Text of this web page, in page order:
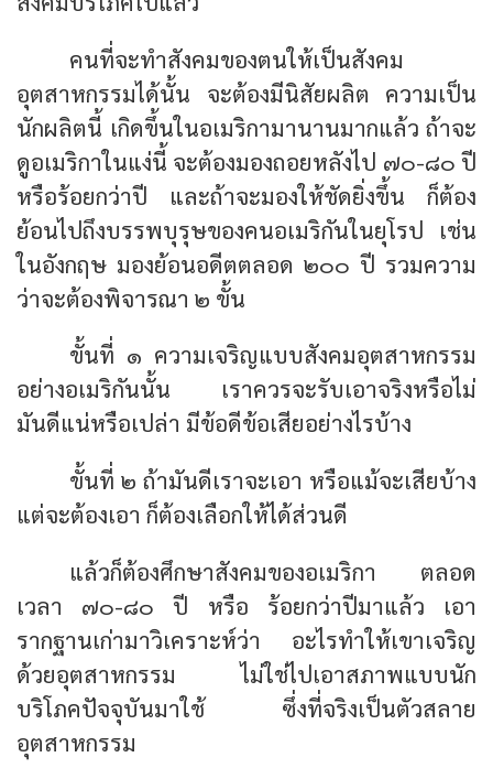
คนที่จะทำสังคมของตนให้เป็นสังคม
อุตสาหกรรมได้นั้น จะต้องมีนิสัยผลิต ความเป็น
นักผลิตนี้ เกิดขึ้นในอเมริกามานานมากแล้ว ถ้าจะ
ดูอเมริกาในแง่นี้ จะต้องมองถอยหลังไป ๗๐-๘๐ ปี
หรือร้อยกว่าปี และถ้าจะมองให้ชัดยิ่งขึ้น ก็ต้อง
ย้อนไปถึงบรรพบุรุษของคนอเมริกันในยุโรป เช่น
ในอังกฤษ มองย้อนอดีตตลอด ๒๐๐ ปี รวมความ
ว่าจะต้องพิจารณา ๒ ขั้น
ขั้นที่ ๑ ความเจริญแบบสังคมอุตสาหกรรม
อย่างอเมริกันนั้น เราควรจะรับเอาจริงหรือไม่
มันดีแน่หรือเปล่า มีข้อดีข้อเสียอย่างไรบ้าง
ขั้นที่ ๒ ถ้ามันดีเราจะเอา หรือแม้จะเสียบ้าง
แต่จะต้องเอา ก็ต้องเลือกให้ได้ส่วนดี
แล้วก็ต้องศึกษาสังคมของอเมริกา ตลอด
เวลา ๗๐-๘๐ ปี หรือ ร้อยกว่าปีมาแล้ว เอา
รากฐานเก่ามาวิเคราะห์ว่า อะไรทำให้เขาเจริญ
ด้วยอุตสาหกรรม ไม่ใช่ไปเอาสภาพแบบนัก
บริโภคปัจจุบันมาใช้ ซึ่งที่จริงเป็นตัวสลาย
อุตสาหกรรม